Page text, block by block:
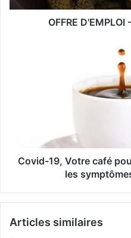
OFFRE
Covid-19, Votre café
les
Articles similaires